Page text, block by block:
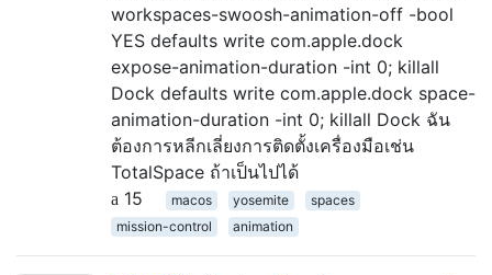
workspaces-swoosh-animation-off -bool
YES defaults write com.apple.dock
expose-animation-duration -int 0; killall
Dock defaults write com.apple.dock space-
animation-duration -int 0; killall Dock ฉัน
ต้องการหลีกเลี่ยงการติดตั้งเครื่องมือเช่น
TotalSpace ถ้าเป็นไปได้
15
macos yosemite
spaces
mission-control
animation